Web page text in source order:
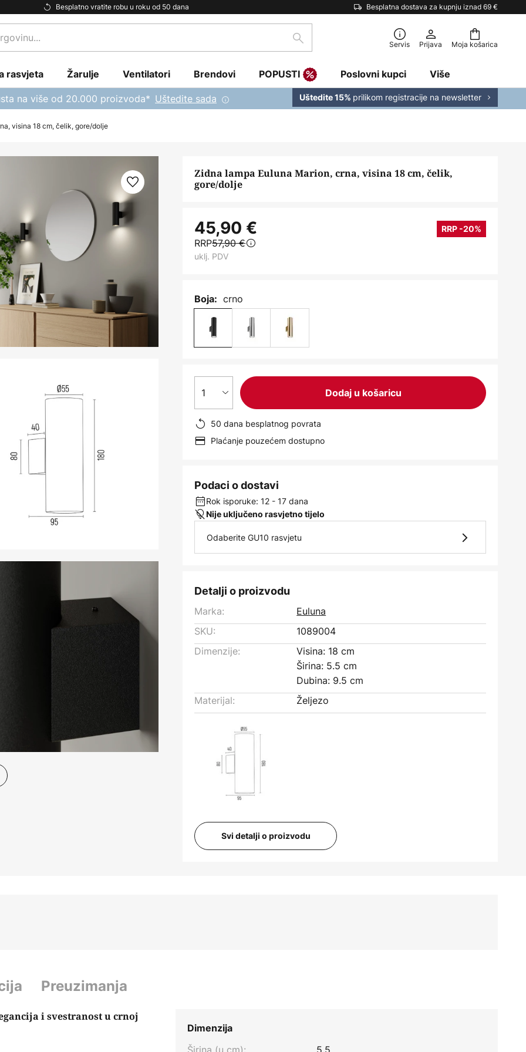
Besplatno vratite robu u roku od 50 dana Besplatna dostava za kupnju iznad 69 €
Moja košarica
traži Servis Prijava
rasvjeta Žarulje Ventilatori Brendovi POPUSTI Poslovni kupci Više
na više od 20.000 proizvoda* Uštedite sada Uštedite 15% prilikom registracije na newsletter
visina 18 cm, čelik, gore/dolje
Zidna lampa Euluna Marion, crna, visina 18 cm, čelik,
gore/dolje
45,90 € RRP -20%
RRP57,90 €
uklj. PDV
Boja: crno
1 Dodaj u košaricu
50 dana besplatnog povrata
Plaćanje pouzećem dostupno
Podaci o dostavi
Rok isporuke: 12 - 17 dana
Nije uključeno rasvjetno tijelo
Odaberite GU10 rasvjetu
Detalji o proizvodu
Marka:
Euluna
SKU:
1089004
Dimenzije:
Visina: 18 cm
Širina: 5.5 cm
Dubina: 9.5 cm
Materijal:
Željezo
Svi detalji o proizvodu
Preuzimanja
i svestranost u crnoj
Dimenzija